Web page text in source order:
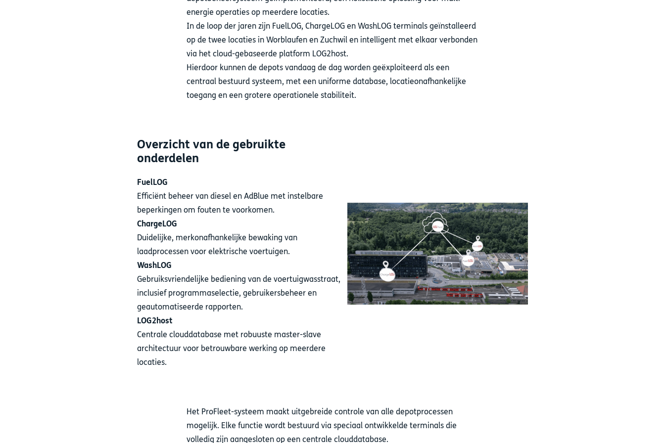
energie operaties op meerdere locaties.
In de loop der jaren zijn FuelLOG, ChargeLOG en WashLOG terminals geïnstalleerd
op de twee locaties in Worblaufen en Zuchwil en intelligent met elkaar verbonden
via het cloud-gebaseerde platform LOG2host.
Hierdoor kunnen de depots vandaag de dag worden geëxploiteerd als een
centraal bestuurd systeem, met een uniforme database, locatieonafhankelijke
toegang en een grotere operationele stabiliteit.
Overzicht van de gebruikte
onderdelen
FuelLOG
Efficiënt beheer van diesel en AdBlue met instelbare
beperkingen om fouten te voorkomen.
ChargeLOG
Duidelijke, merkonafhankelijke bewaking van
laadprocessen voor elektrische voertuigen.
WashLOG
Gebruiksvriendelijke bediening van de voertuigwasstraat,
inclusief programmaselectie, gebruikersbeheer en
geautomatiseerde rapporten.
LOG2host
Centrale clouddatabase met robuuste master-slave
architectuur voor betrouwbare werking op meerdere
locaties.
Het ProFleet-systeem maakt uitgebreide controle van alle depotprocessen
mogelijk. Elke functie wordt bestuurd via speciaal ontwikkelde terminals die
volledig zijn aangesloten op een centrale clouddatabase.